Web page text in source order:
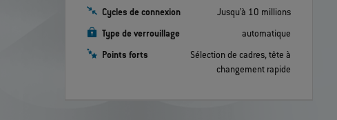
Cycles de connexion Jusqu’à 10 millions
Type de verrouillage automatique
Points forts
Sélection de cadres, tête à
changement rapide